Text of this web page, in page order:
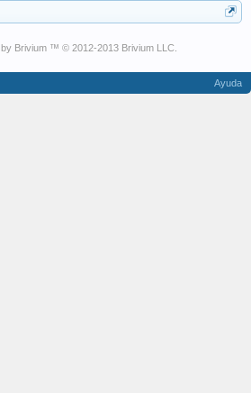
Brivium ™ © 2012-2013 Brivium LLC.
Ayuda